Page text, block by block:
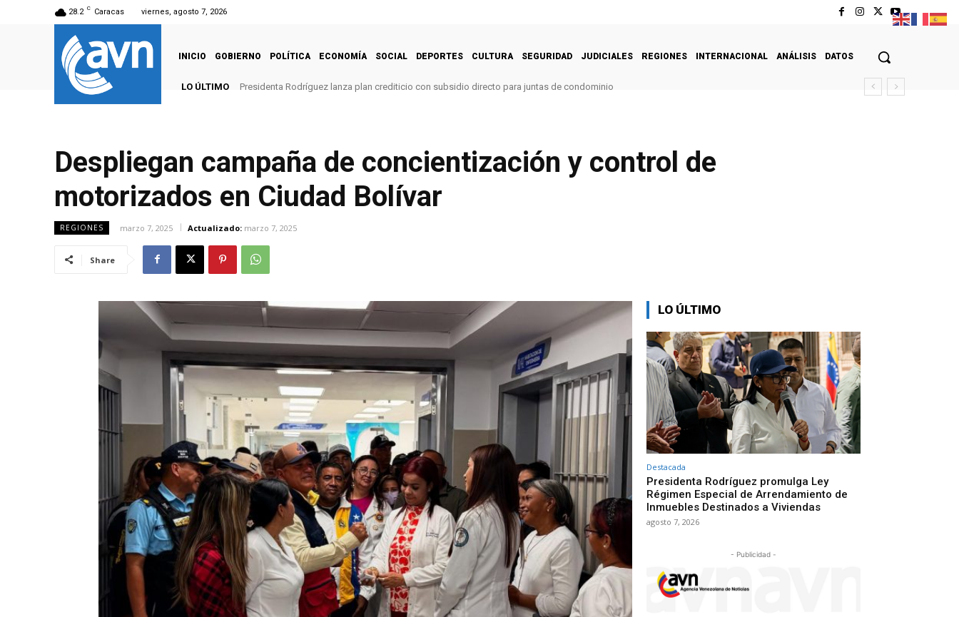
28.2 C Caracas viernes, agosto 7, 2026
INICIO GOBIERNO POLÍTICA ECONOMÍA SOCIAL DEPORTES CULTURA SEGURIDAD JUDICIALES REGIONES INTERNACIONAL ANÁLISIS DATOS
LO ÚLTIMO Presidenta Rodríguez lanza plan crediticio con subsidio directo para juntas de condominio
Despliegan campaña de concientización y control de
motorizados en Ciudad Bolívar
REGIONES marzo 7, 2025 Actualizado: marzo 7, 2025
Share
LO ÚLTIMO
Destacada
Presidenta Rodríguez promulga Ley
Régimen Especial de Arrendamiento de
Inmuebles Destinados a Viviendas
agosto 7, 2026
- Publicidad -